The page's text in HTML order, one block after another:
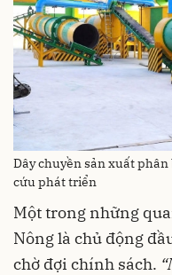
Dây chuyền sản xuất
cứu phát triển
Một trong những
Nông là chủ động
chờ đợi chính sách. “